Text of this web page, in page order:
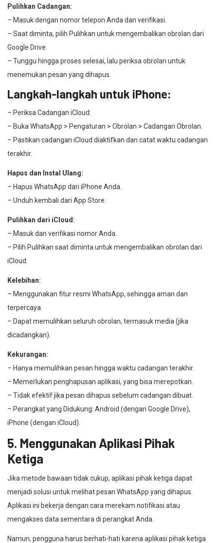
Pulihkan Cadangan:
– Masuk dengan nomor telepon Anda dan verifikasi.
– Saat diminta, pilih Pulihkan untuk mengembalikan obrolan dari
Google Drive.
– Tunggu hingga proses selesai, lalu periksa obrolan untuk
menemukan pesan yang dihapus.
Langkah-langkah untuk iPhone:
– Periksa Cadangan iCloud:
– Buka WhatsApp > Pengaturan > Obrolan > Cadangan Obrolan.
– Pastikan cadangan iCloud diaktifkan dan catat waktu cadangan
terakhir.
Hapus dan Instal Ulang:
– Hapus WhatsApp dari iPhone Anda.
– Unduh kembali dari App Store.
Pulihkan dari iCloud:
– Masuk dan verifikasi nomor Anda.
– Pilih Pulihkan saat diminta untuk mengembalikan obrolan dari
iCloud.
Kelebihan:
– Menggunakan fitur resmi WhatsApp, sehingga aman dan
terpercaya.
– Dapat memulihkan seluruh obrolan, termasuk media (jika
dicadangkan).
Kekurangan:
– Hanya memulihkan pesan hingga waktu cadangan terakhir.
– Memerlukan penghapusan aplikasi, yang bisa merepotkan.
– Tidak efektif jika pesan dihapus sebelum cadangan dibuat.
– Perangkat yang Didukung: Android (dengan Google Drive),
iPhone (dengan iCloud).
5. Menggunakan Aplikasi Pihak
Ketiga
Jika metode bawaan tidak cukup, aplikasi pihak ketiga dapat
menjadi solusi untuk melihat pesan WhatsApp yang dihapus.
Aplikasi ini bekerja dengan cara merekam notifikasi atau
mengakses data sementara di perangkat Anda.
Namun, pengguna harus berhati-hati karena aplikasi pihak ketiga